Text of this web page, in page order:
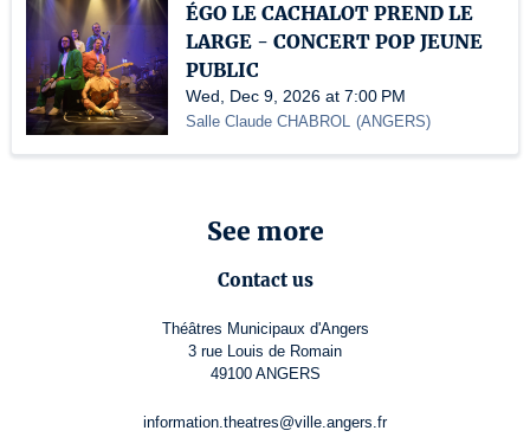
ÉGO LE CACHALOT PREND LE
LARGE - CONCERT POP JEUNE
PUBLIC
Wed, Dec 9, 2026 at 7:00 PM
Salle Claude CHABROL (ANGERS)
See more
Contact us
Théâtres Municipaux d'Angers
3 rue Louis de Romain
49100 ANGERS
information.theatres@ville.angers.fr